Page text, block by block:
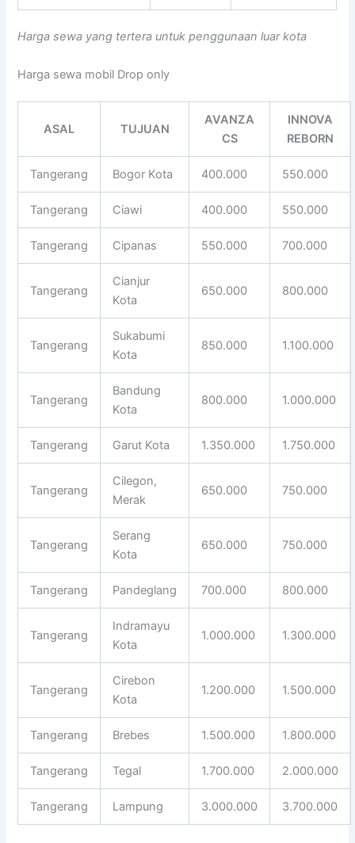
Harga sewa yang tertera untuk penggunaan luar kota
Harga sewa mobil Drop only
ASAL TUJUAN
AVANZA
CS
INNOVA
REBORN
Tangerang Bogor Kota 400.000 550.000
Tangerang Ciawi 400.000 550.000
Tangerang Cipanas 550.000 700.000
Tangerang
Cianjur
Kota
650.000 800.000
Tangerang
Sukabumi
Kota
850.000 1.100.000
Tangerang
Bandung
Kota
800.000 1.000.000
Tangerang Garut Kota 1.350.000 1.750.000
Tangerang
Cilegon,
Merak
650.000 750.000
Tangerang
Serang
Kota
650.000 750.000
Tangerang Pandeglang 700.000 800.000
Tangerang
Indramayu
Kota
1.000.000 1.300.000
Tangerang
Cirebon
Kota
1.200.000 1.500.000
Tangerang Brebes 1.500.000 1.800.000
Tangerang Tegal 1.700.000 2.000.000
Tangerang Lampung 3.000.000 3.700.000